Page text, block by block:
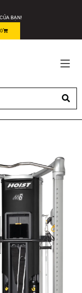
BẠN!
0